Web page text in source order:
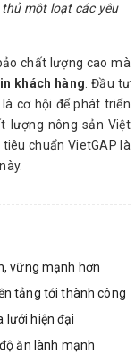
một loạt các yêu
chất lượng cao mà
khách hàng . Đầu tư
cơ hội để phát triển
lượng nông sản Việt
chuẩn VietGAP là
vững mạnh hơn
tảng tới thành công
lưới hiện đại
ăn lành mạnh